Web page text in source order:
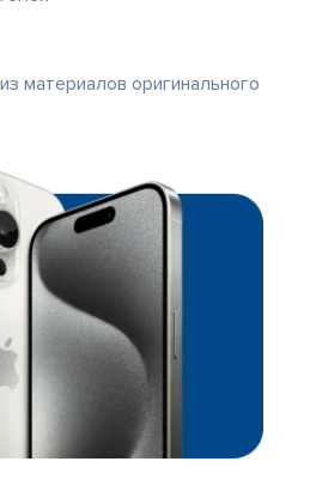
материалов оригинального